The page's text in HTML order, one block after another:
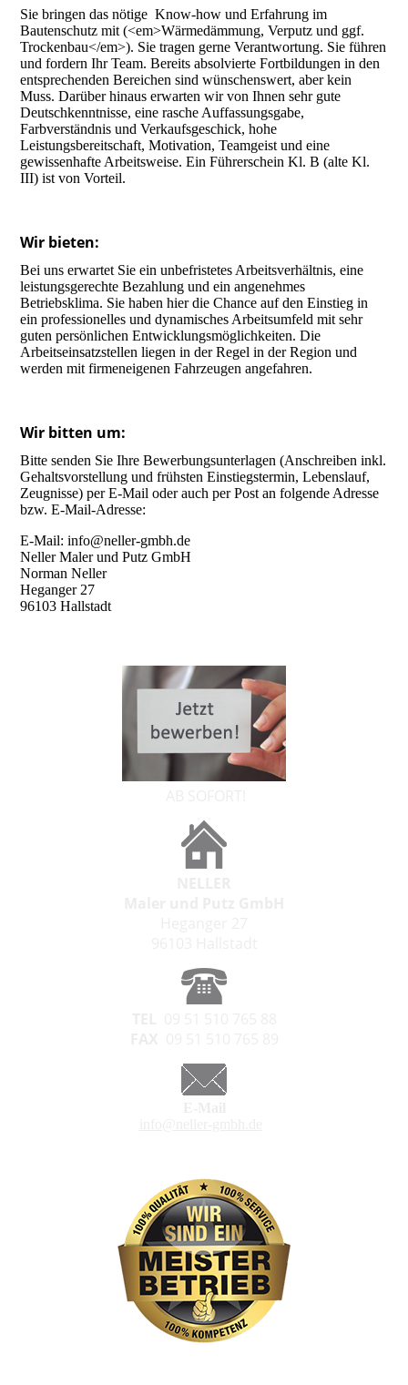
Sie bringen das nötige Know-how und Erfahrung im
Bautenschutz mit (<em>Wärmedämmung, Verputz und ggf.
Trockenbau</em>). Sie tragen gerne Verantwortung. Sie führen
und fordern Ihr Team. Bereits absolvierte Fortbildungen in den
entsprechenden Bereichen sind wünschenswert, aber kein
Muss. Darüber hinaus erwarten wir von Ihnen sehr gute
Deutschkenntnisse, eine rasche Auffassungsgabe,
Farbverständnis und Verkaufsgeschick, hohe
Leistungsbereitschaft, Motivation, Teamgeist und eine
gewissenhafte Arbeitsweise. Ein Führerschein Kl. B (alte Kl.
III) ist von Vorteil.
Wir bieten:
Bei uns erwartet Sie ein unbefristetes Arbeitsverhältnis, eine
leistungsgerechte Bezahlung und ein angenehmes
Betriebsklima. Sie haben hier die Chance auf den Einstieg in
ein professionelles und dynamisches Arbeitsumfeld mit sehr
guten persönlichen Entwicklungsmöglichkeiten. Die
Arbeitseinsatzstellen liegen in der Regel in der Region und
werden mit firmeneigenen Fahrzeugen angefahren.
Wir bitten um:
Bitte senden Sie Ihre Bewerbungsunterlagen (Anschreiben inkl.
Gehaltsvorstellung und frühsten Einstiegstermin, Lebenslauf,
Zeugnisse) per E-Mail oder auch per Post an folgende Adresse
bzw. E-Mail-Adresse:
E-Mail: info@neller-gmbh.de
Neller Maler und Putz GmbH
Norman Neller
Heganger 27
96103 Hallstadt